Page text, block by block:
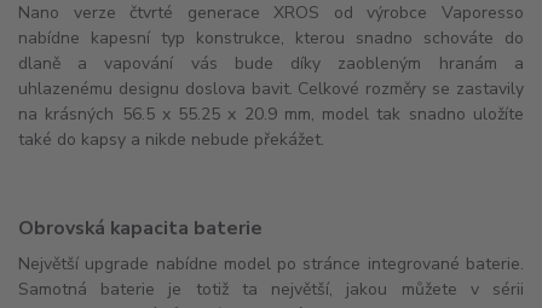
Nano verze čtvrté generace XROS od výrobce Vaporesso
nabídne kapesní typ konstrukce, kterou snadno schováte do
dlaně a vapování vás bude díky zaobleným hranám a
uhlazenému designu doslova bavit. Celkové rozměry se zastavily
na krásných 56.5 x 55.25 x 20.9 mm, model tak snadno uložíte
také do kapsy a nikde nebude překážet.
Obrovská kapacita baterie
Největší upgrade nabídne model po stránce integrované baterie.
Samotná baterie je totiž ta největší, jakou můžete v sérii